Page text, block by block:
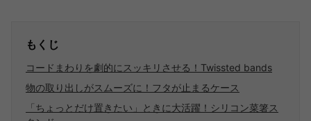
もくじ
コードまわりを劇的にスッキリさせる！Twissted bands
物の取り出しがスムーズに！フタが止まるケース
「ちょっとだけ置きたい」ときに大活躍！シリコン菜箸ス